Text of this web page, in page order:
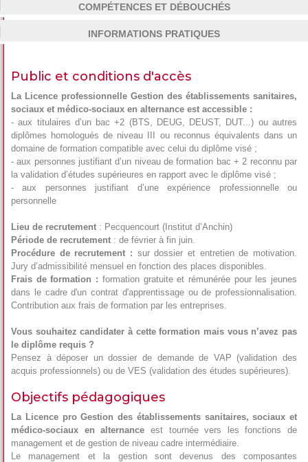
COMPÉTENCES ET DÉBOUCHÉS
INFORMATIONS PRATIQUES
Public et conditions d'accès
La Licence professionnelle Gestion des établissements sanitaires,
sociaux et médico-sociaux en alternance est accessible :
- aux titulaires d’un bac +2 (BTS, DEUG, DEUST, DUT...) ou autres
diplômes homologués de niveau III ou reconnus équivalents dans un
domaine de formation compatible avec celui du diplôme visé ;
- aux personnes justifiant d’un niveau de formation bac + 2 reconnu par
la validation d’études supérieures en rapport avec le diplôme visé ;
- aux personnes justifiant d’une expérience professionnelle ou
personnelle
Lieu de recrutement : Pecquencourt (Institut d’Anchin)
Période de recrutement : de février à fin juin.
Procédure de recrutement : sur dossier et entretien de motivation.
Jury d’admissibilité mensuel en fonction des places disponibles.
Frais de formation : formation gratuite et rémunérée pour les jeunes
dans le cadre d'un contrat d'apprentissage ou de professionnalisation.
Contribution aux frais de formation par les entreprises.
Vous souhaitez candidater à cette formation mais vous n’avez pas
le diplôme requis ?
Pensez à déposer un dossier de demande de VAP (validation des
acquis professionnels) ou de VES (validation des études supérieures).
Objectifs pédagogiques
La Licence pro Gestion des établissements sanitaires, sociaux et
médico-sociaux en alternance est tournée vers les fonctions de
management et de gestion de niveau cadre intermédiaire.
Le management et la gestion sont devenus des composantes